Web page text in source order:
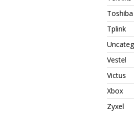
Toshiba
Tplink
Vestel
Victus
Xbox
Zyxel